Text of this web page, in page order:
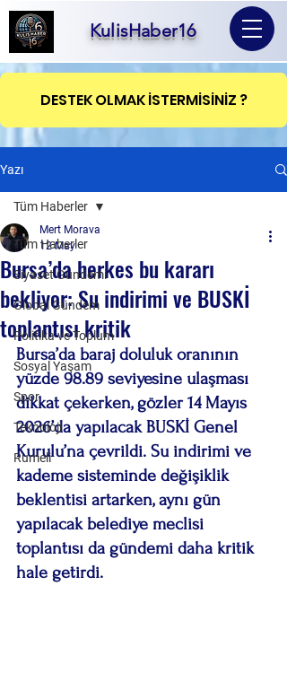
KulisHaber16
DESTEK OLMAK İSTERMİSİNİZ ?
Yazı
Tüm Haberler
Siyaset Gündemi
Global Gündem
Politika ve Toplum
Sosyal Yaşam
Spor
Teknoloji
Rumeli
Tüm Haberler
Bursa’da herkes bu kararı
bekliyor: Su indirimi ve BUSKİ
toplantısı kritik
Mert Morava
12 May
Bursa’da baraj doluluk oranının
yüzde 98.89 seviyesine ulaşması
dikkat çekerken, gözler 14 Mayıs
2026’da yapılacak BUSKİ Genel
Kurulu’na çevrildi. Su indirimi ve
kademe sisteminde değişiklik
beklentisi artarken, aynı gün
yapılacak belediye meclisi
toplantısı da gündemi daha kritik
hale getirdi.